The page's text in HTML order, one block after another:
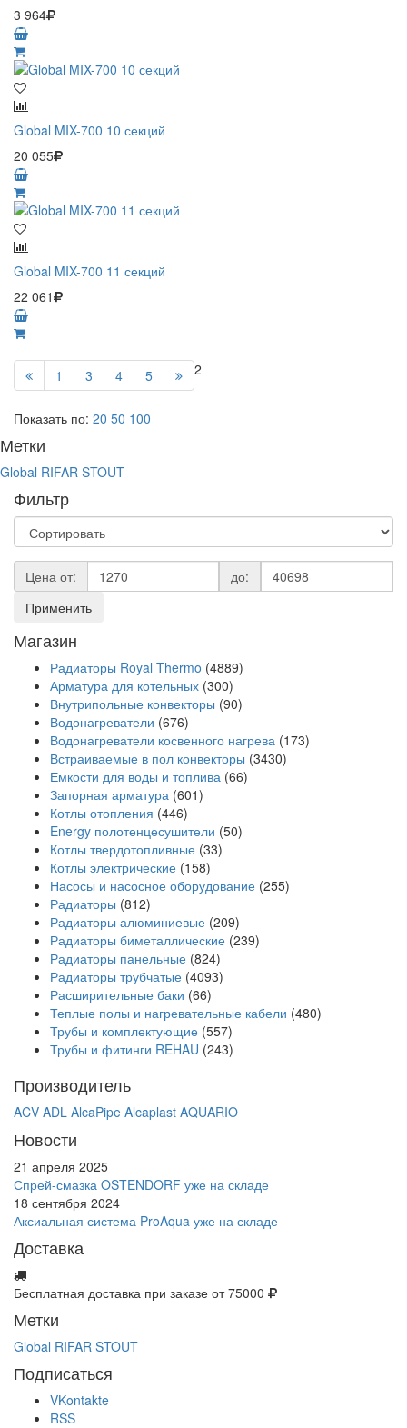
3 964
Global MIX-700 10 секций
20 055
Global MIX-700 11 секций
22 061
1 2
3 4 5
Показать по: 20 50 100
Метки
Global RIFAR STOUT
Фильтр
Цена от:
до:
Применить
Магазин
Радиаторы Royal Thermo (4889)
Арматура для котельных (300)
Внутрипольные конвекторы (90)
Водонагреватели (676)
Водонагреватели косвенного нагрева (173)
Встраиваемые в пол конвекторы (3430)
Емкости для воды и топлива (66)
Запорная арматура (601)
Котлы отопления (446)
Energy полотенцесушители (50)
Котлы твердотопливные (33)
Котлы электрические (158)
Насосы и насосное оборудование (255)
Радиаторы (812)
Радиаторы алюминиевые (209)
Радиаторы биметаллические (239)
Радиаторы панельные (824)
Радиаторы трубчатые (4093)
Расширительные баки (66)
Теплые полы и нагревательные кабели (480)
Трубы и комплектующие (557)
Трубы и фитинги REHAU (243)
Производитель
ACV ADL AlcaPipe Alcaplast AQUARIO
Новости
21 апреля 2025
Спрей-смазка OSTENDORF уже на складе
18 сентября 2024
Аксиальная система ProAqua уже на складе
Доставка
Бесплатная доставка при заказе от 75000
Метки
Global RIFAR STOUT
Подписаться
VKontakte
RSS